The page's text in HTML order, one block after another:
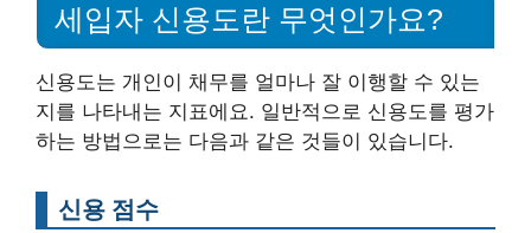
세입자 신용도란 무엇인가요?
신용도는 개인이 채무를 얼마나 잘 이행할 수 있는
지를 나타내는 지표에요. 일반적으로 신용도를 평가
하는 방법으로는 다음과 같은 것들이 있습니다.
신용 점수